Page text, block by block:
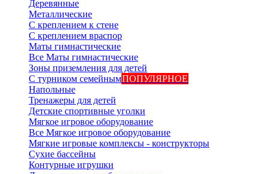
Деревянные
Металлические
С креплением к стене
С креплением враспор
Маты гимнастические
Все Маты гимнастические
Зоны приземления для детей
С турником семейнымПОПУЛЯРНОЕ
Напольные
Тренажеры для детей
Детские спортивные уголки
Мягкое игровое оборудование
Все Мягкое игровое оборудование
Мягкие игровые комплексы - конструкторы
Сухие бассейны
Контурные игрушки